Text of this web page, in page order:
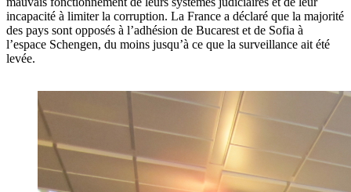
incapacité à limiter la corruption. La France a déclaré que la majorité
des pays sont opposés à l’adhésion de Bucarest et de Sofia à
l’espace Schengen, du moins jusqu’à ce que la surveillance ait été
levée.